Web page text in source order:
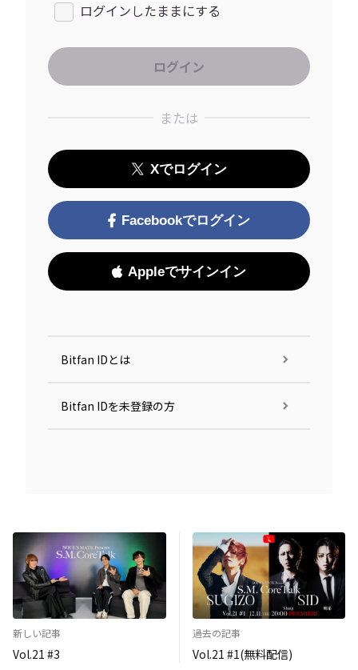
ログインしたままにする
または
Xでログイン
Facebookでログイン
Appleでサインイン
Bitfan IDとは
Bitfan IDを未登録の方
新しい記事
Vol.21 #3
過去の記事
Vol.21 #1(無料配信)